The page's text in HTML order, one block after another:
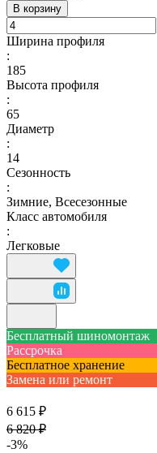
В корзину
Ширина профиля
:
185
Высота профиля
:
65
Диаметр
:
14
Сезонность
:
Зимние, Всесезонные
Класс автомобиля
:
Легковые
Бесплатный шиномонтаж
Рассрочка
Бесплатное хранение
Замена или ремонт
6 615 ₽
6 820 ₽
-3%